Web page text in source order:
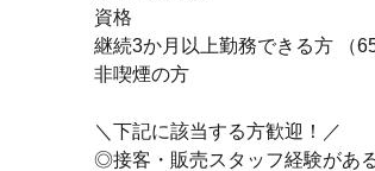
資格
継続3か月以上勤務できる方 （
非喫煙の方
＼下記に該当する方歓迎！／
◎接客・販売スタッフ経験があ